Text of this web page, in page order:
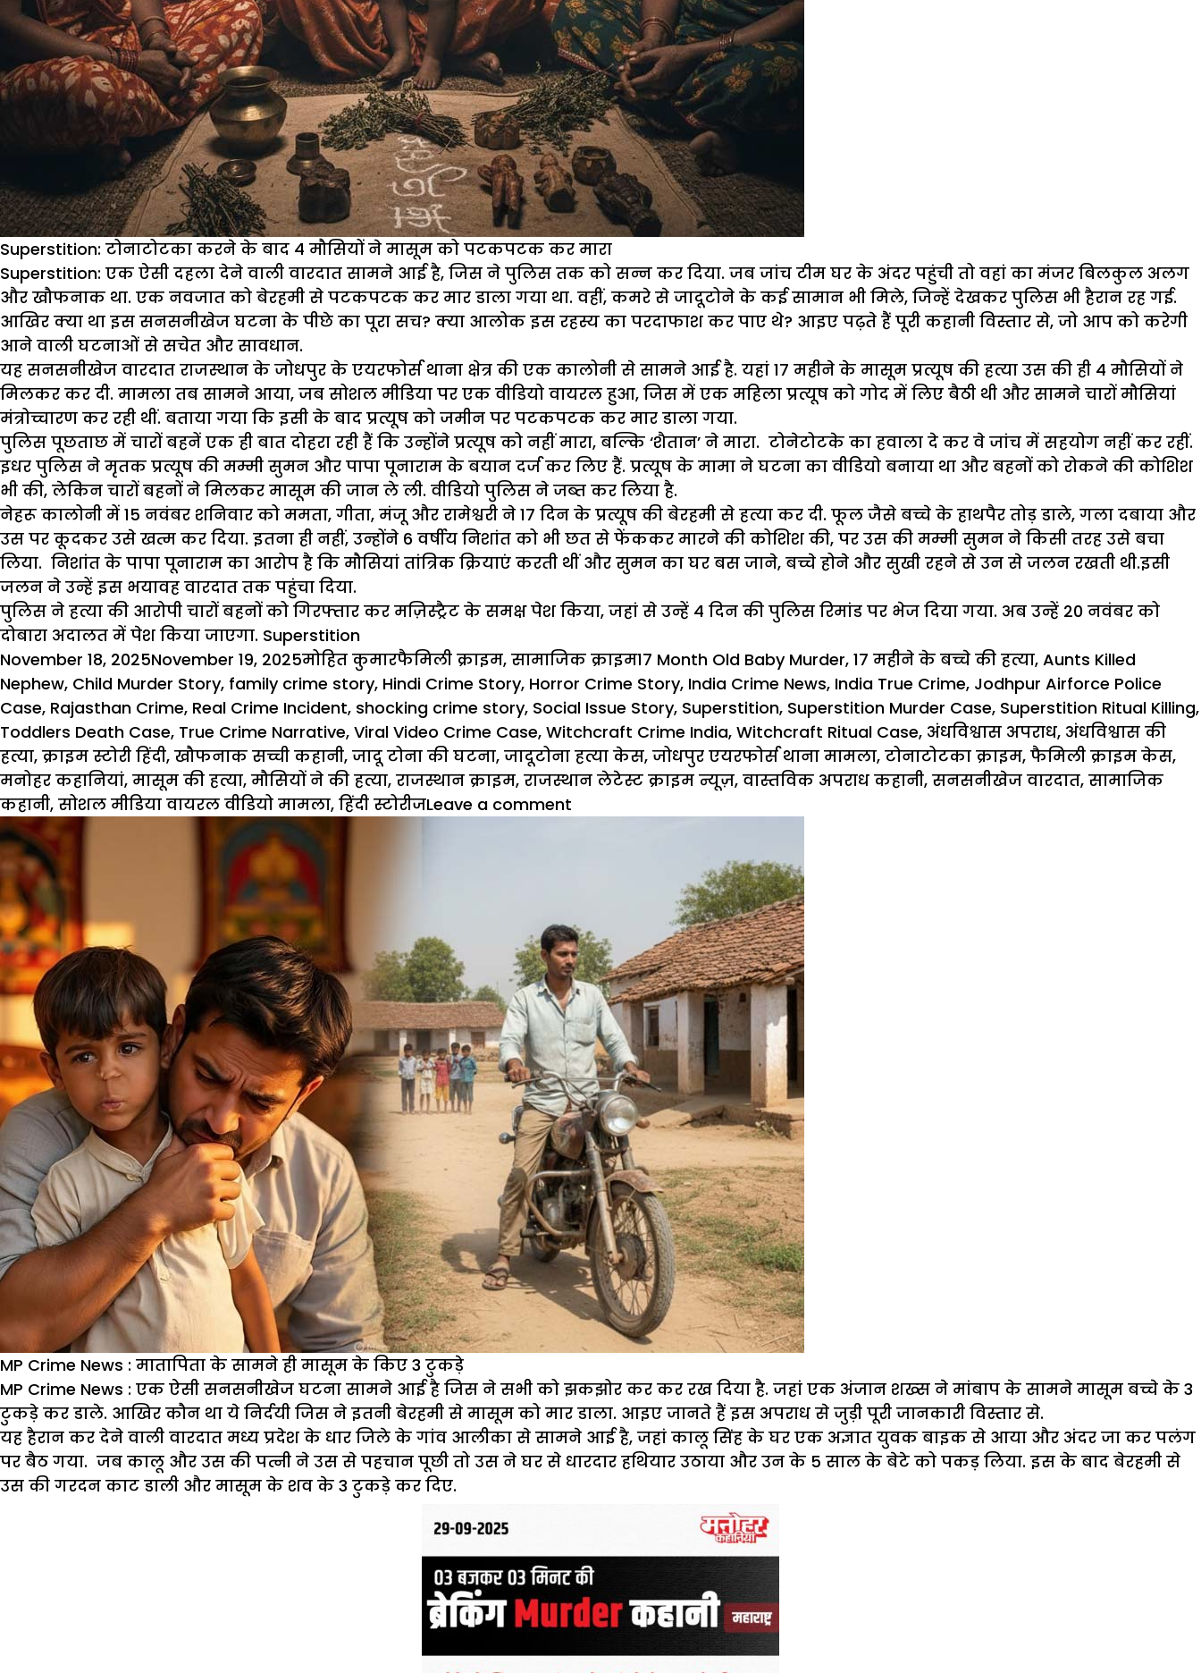
Superstition: टोनाटोटका करने के बाद 4 मौसियों ने मासूम को पटकपटक कर मारा
Superstition: एक ऐसी दहला देने वाली वारदात सामने आई है, जिस ने पुलिस तक को सन्न कर दिया. जब जांच टीम घर के अंदर पहुंची तो वहां का मंजर बिलकुल अलग
और खौफनाक था. एक नवजात को बेरहमी से पटकपटक कर मार डाला गया था. वहीं, कमरे से जादूटोने के कई सामान भी मिले, जिन्हें देखकर पुलिस भी हैरान रह गई.
आखिर क्या था इस सनसनीखेज घटना के पीछे का पूरा सच? क्या आलोक इस रहस्य का परदाफाश कर पाए थे? आइए पढ़ते हैं पूरी कहानी विस्तार से, जो आप को करेगी
आने वाली घटनाओं से सचेत और सावधान.
यह सनसनीखेज वारदात राजस्थान के जोधपुर के एयरफोर्स थाना क्षेत्र की एक कालोनी से सामने आई है. यहां 17 महीने के मासूम प्रत्यूष की हत्या उस की ही 4 मौसियों ने
मिलकर कर दी. मामला तब सामने आया, जब सोशल मीडिया पर एक वीडियो वायरल हुआ, जिस में एक महिला प्रत्यूष को गोद में लिए बैठी थी और सामने चारों मौसियां
मंत्रोच्चारण कर रही थीं. बताया गया कि इसी के बाद प्रत्यूष को जमीन पर पटकपटक कर मार डाला गया.
पुलिस पूछताछ में चारों बहनें एक ही बात दोहरा रही हैं कि उन्होंने प्रत्यूष को नहीं मारा, बल्कि ‘शैतान’ ने मारा. टोनेटोटके का हवाला दे कर वे जांच में सहयोग नहीं कर रहीं.
इधर पुलिस ने मृतक प्रत्यूष की मम्मी सुमन और पापा पूनाराम के बयान दर्ज कर लिए हैं. प्रत्यूष के मामा ने घटना का वीडियो बनाया था और बहनों को रोकने की कोशिश
भी की, लेकिन चारों बहनों ने मिलकर मासूम की जान ले ली. वीडियो पुलिस ने जब्त कर लिया है.
नेहरू कालोनी में 15 नवंबर शनिवार को ममता, गीता, मंजू और रामेश्वरी ने 17 दिन के प्रत्यूष की बेरहमी से हत्या कर दी. फूल जैसे बच्चे के हाथपैर तोड़ डाले, गला दबाया और
उस पर कूदकर उसे खत्म कर दिया. इतना ही नहीं, उन्होंने 6 वर्षीय निशांत को भी छत से फेंककर मारने की कोशिश की, पर उस की मम्मी सुमन ने किसी तरह उसे बचा
लिया. निशांत के पापा पूनाराम का आरोप है कि मौसियां तांत्रिक क्रियाएं करती थीं और सुमन का घर बस जाने, बच्चे होने और सुखी रहने से उन से जलन रखती थी.इसी
जलन ने उन्हें इस भयावह वारदात तक पहुंचा दिया.
पुलिस ने हत्या की आरोपी चारों बहनों को गिरफ्तार कर मज़िस्ट्रैट के समक्ष पेश किया, जहां से उन्हें 4 दिन की पुलिस रिमांड पर भेज दिया गया. अब उन्हें 20 नवंबर को
दोबारा अदालत में पेश किया जाएगा. Superstition
Posted
on
November 18, 2025November 19, 2025Author
मोहित कुमारCategories
फैमिली क्राइम, सामाजिक क्राइमTags
17 Month Old Baby Murder, 17 महीने के बच्चे की हत्या, Aunts Killed
Nephew, Child Murder Story, family crime story, Hindi Crime Story, Horror Crime Story, India Crime News, India True Crime, Jodhpur Airforce Police
Case, Rajasthan Crime, Real Crime Incident, shocking crime story, Social Issue Story, Superstition, Superstition Murder Case, Superstition Ritual Killing,
Toddlers Death Case, True Crime Narrative, Viral Video Crime Case, Witchcraft Crime India, Witchcraft Ritual Case, अंधविश्वास अपराध, अंधविश्वास की
हत्या, क्राइम स्टोरी हिंदी, खौफनाक सच्ची कहानी, जादू टोना की घटना, जादूटोना हत्या केस, जोधपुर एयरफोर्स थाना मामला, टोनाटोटका क्राइम, फैमिली क्राइम केस,
मनोहर कहानियां, मासूम की हत्या, मौसियों ने की हत्या, राजस्थान क्राइम, राजस्थान लेटेस्ट क्राइम न्यूज़, वास्तविक अपराध कहानी, सनसनीखेज वारदात, सामाजिक
कहानी, सोशल मीडिया वायरल वीडियो मामला, हिंदी स्टोरीजLeave a comment
MP Crime News : मातापिता के सामने ही मासूम के किए 3 टुकड़े
MP Crime News : एक ऐसी सनसनीखेज घटना सामने आई है जिस ने सभी को झकझोर कर कर रख दिया है. जहां एक अंजान शख्स ने मांबाप के सामने मासूम बच्चे के 3
टुकड़े कर डाले. आखिर कौन था ये निर्दयी जिस ने इतनी बेरहमी से मासूम को मार डाला. आइए जानते हैं इस अपराध से जुड़ी पूरी जानकारी विस्तार से.
यह हैरान कर देने वाली वारदात मध्य प्रदेश के धार जिले के गांव आलीका से सामने आई है, जहां कालू सिंह के घर एक अज्ञात युवक बाइक से आया और अंदर जा कर पलंग
पर बैठ गया. जब कालू और उस की पत्नी ने उस से पहचान पूछी तो उस ने घर से धारदार हथियार उठाया और उन के 5 साल के बेटे को पकड़ लिया. इस के बाद बेरहमी से
उस की गरदन काट डाली और मासूम के शव के 3 टुकड़े कर दिए.